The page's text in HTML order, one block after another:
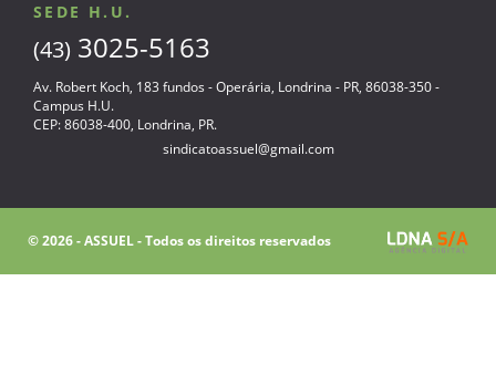
SEDE H.U.
(43) 3025-5163
Av. Robert Koch, 183 fundos - Operária, Londrina - PR, 86038-350 -
Campus H.U.
CEP: 86038-400, Londrina, PR.
sindicatoassuel@gmail.com
© 2026 - ASSUEL - Todos os direitos reservados